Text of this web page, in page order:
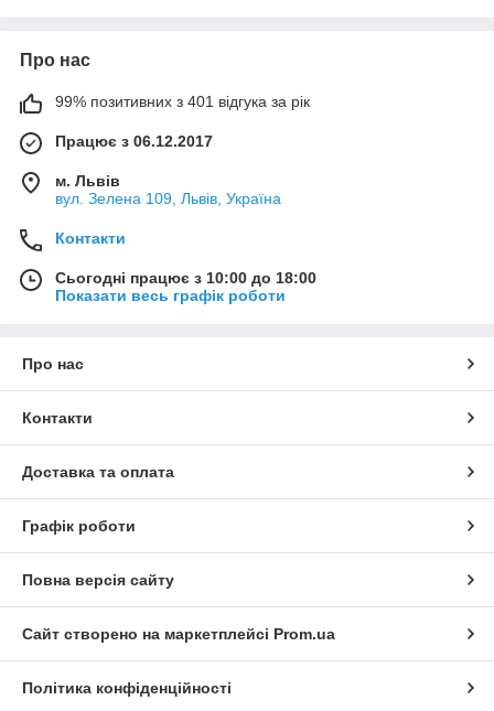
Про нас
99% позитивних з 401 відгука за рік
Працює з 06.12.2017
м. Львів
вул. Зелена 109, Львів, Україна
Контакти
Сьогодні працює з 10:00 до 18:00
Показати весь графік роботи
Про нас
Контакти
Доставка та оплата
Графік роботи
Повна версія сайту
Сайт створено на маркетплейсі Prom.ua
Політика конфіденційності